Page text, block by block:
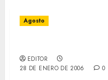
Agosto
EDITOR
28 DE ENERO DE 2006
0